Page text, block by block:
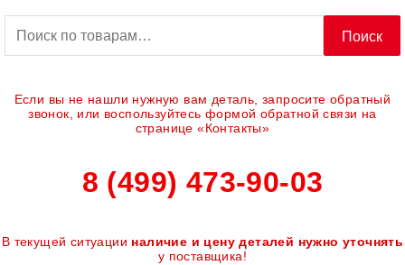
Поиск
Если вы не нашли нужную вам деталь, запросите обратный
звонок, или воспользуйтесь формой обратной связи на
странице «Контакты»
8 (499) 473-90-03
В текущей ситуации наличие и цену деталей нужно уточнять
у поставщика!